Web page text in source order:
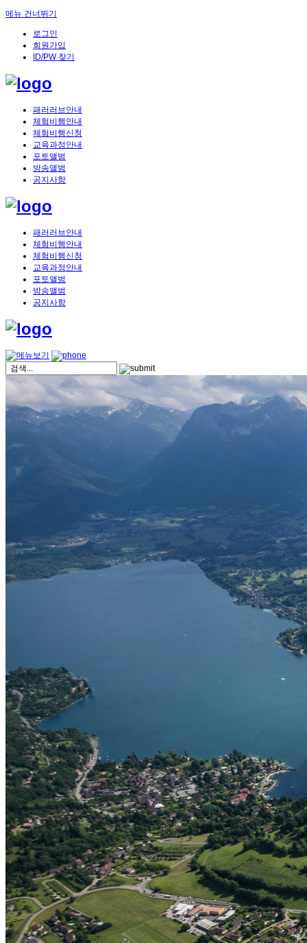
메뉴 건너뛰기
로그인
회원가입
ID/PW 찾기
패러러브안내
체험비행안내
체험비행신청
교육과정안내
포토앨범
방송앨범
공지사항
패러러브안내
체험비행안내
체험비행신청
교육과정안내
포토앨범
방송앨범
공지사항